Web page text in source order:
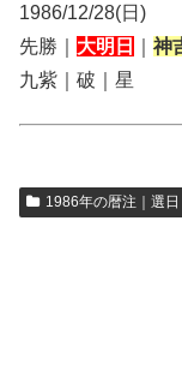
1986/12/28(日)
先勝｜ 大明日 神
九紫｜破｜星
1986年の暦注｜選日